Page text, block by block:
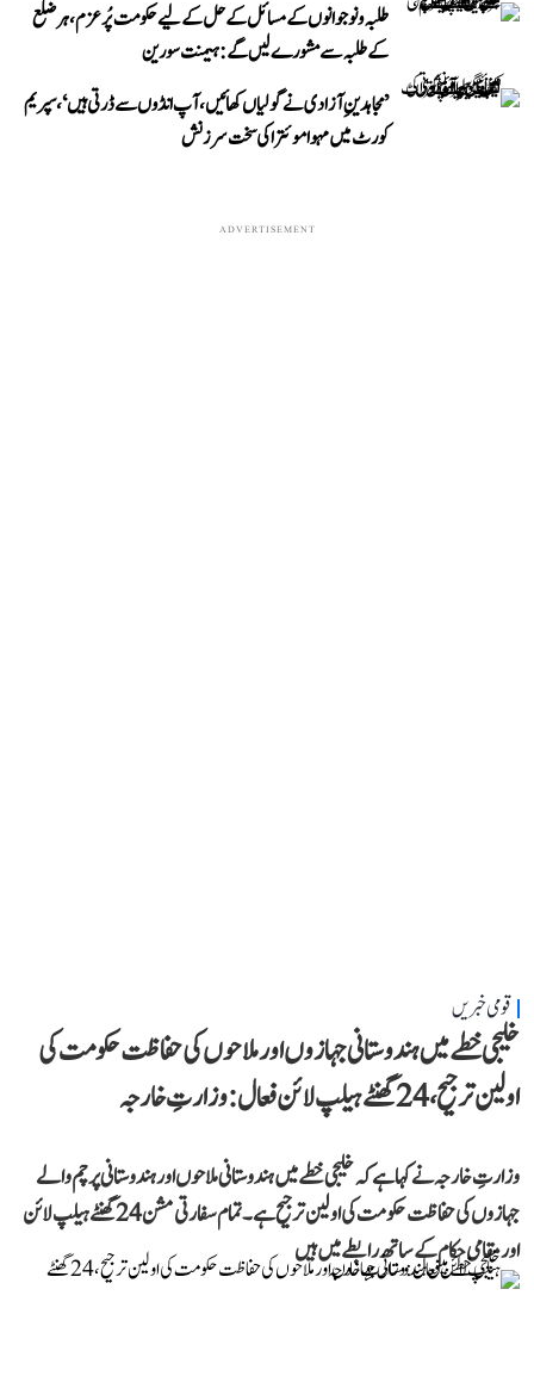
طلبہ و نوجوانوں کے مسائل کے حل کے لیے حکومت پُرعزم، ہر ضلع
کے طلبہ سے مشورے لیں گے: ہیمنت سورین
’مجاہدینِ آزادی نے گولیاں کھائیں، آپ انڈوں سے ڈرتی ہیں‘، سپریم
کورٹ میں مہوا موئترا کی سخت سرزنش
ADVERTISEMENT
قومی خبریں
خلیجی خطے میں ہندوستانی جہازوں اور ملاحوں کی حفاظت حکومت کی
اولین ترجیح، 24 گھنٹے ہیلپ لائن فعال: وزارتِ خارجہ
وزارتِ خارجہ نے کہا ہے کہ خلیجی خطے میں ہندوستانی ملاحوں اور ہندوستانی پرچم والے
جہازوں کی حفاظت حکومت کی اولین ترجیح ہے۔ تمام سفارتی مشن 24 گھنٹے ہیلپ لائن
اور مقامی حکام کے ساتھ رابطے میں ہیں